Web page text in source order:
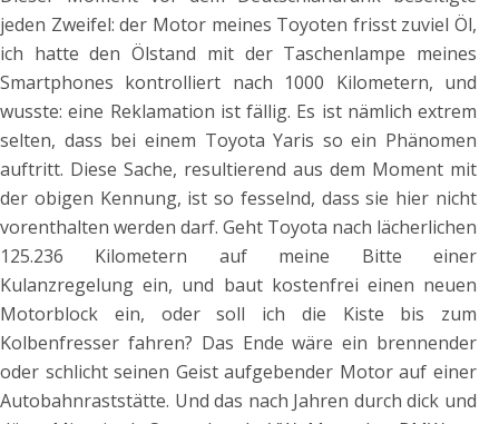
jeden Zweifel: der Motor meines Toyoten frisst zuviel Öl,
ich hatte den Ölstand mit der Taschenlampe meines
Smartphones kontrolliert nach 1000 Kilometern, und
wusste: eine Reklamation ist fällig. Es ist nämlich extrem
selten, dass bei einem Toyota Yaris so ein Phänomen
auftritt. Diese Sache, resultierend aus dem Moment mit
der obigen Kennung, ist so fesselnd, dass sie hier nicht
vorenthalten werden darf. Geht Toyota nach lächerlichen
125.236 Kilometern auf meine Bitte einer
Kulanzregelung ein, und baut kostenfrei einen neuen
Motorblock ein, oder soll ich die Kiste bis zum
Kolbenfresser fahren? Das Ende wäre ein brennender
oder schlicht seinen Geist aufgebender Motor auf einer
Autobahnraststätte. Und das nach Jahren durch dick und